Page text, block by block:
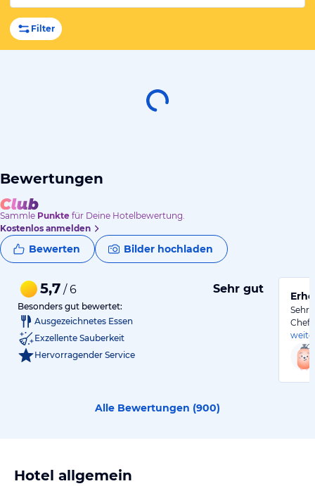
Filter
Bewertungen
Sammle Punkte für Deine Hotelbewertung.
Kostenlos anmelden
Bewerten Bilder hochladen
5,7 / 6 Sehr gut
Besonders gut bewertet:
Ausgezeichnetes Essen
Exzellente Sauberkeit
Hervorragender Service
Sehr
Alle Bewertungen (900)
Hotel allgemein